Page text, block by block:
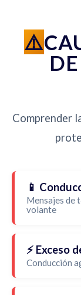
Comprender
📱
Mensajes de
volante
⚡ Exceso
Conducción